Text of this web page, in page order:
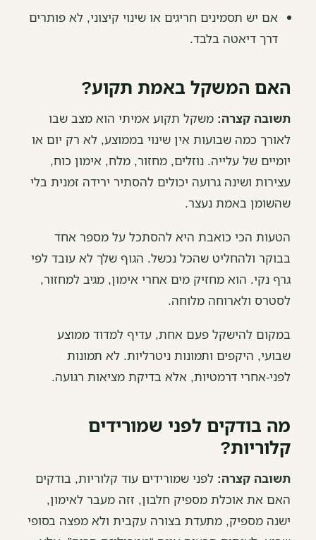
אם יש תסמינים חריגים או שינוי קיצוני, לא פותרים
דרך דיאטה בלבד.
האם המשקל באמת תקוע?
תשובה קצרה: משקל תקוע אמיתי הוא מצב שבו
לאורך כמה שבועות אין שינוי בממוצע, לא רק יום או
יומיים של עלייה. נוזלים, מחזור, מלח, אימון כוח,
עצירות ושינה גרועה יכולים להסתיר ירידה זמנית בלי
שהשומן באמת נעצר.
הטעות הכי כואבת היא להסתכל על מספר אחד
בבוקר ולהחליט שהכל נכשל. הגוף שלך לא עובד לפי
גרף נקי. הוא מחזיק מים אחרי אימון, מגיב למחזור,
לסטרס ולארוחה מלוחה.
במקום להישקל פעם אחת, עדיף למדוד ממוצע
שבועי, היקפים ותמונות ניטרליות. לא תמונות
לפני-אחרי דרמטיות, אלא בדיקת מציאות רגועה.
מה בודקים לפני שמורידים
קלוריות?
תשובה קצרה: לפני שמורידים עוד קלוריות, בודקים
האם את אוכלת מספיק חלבון, זזה מעבר לאימון,
ישנה מספיק, מתעדת בצורה עקבית ולא מפצה בסופי